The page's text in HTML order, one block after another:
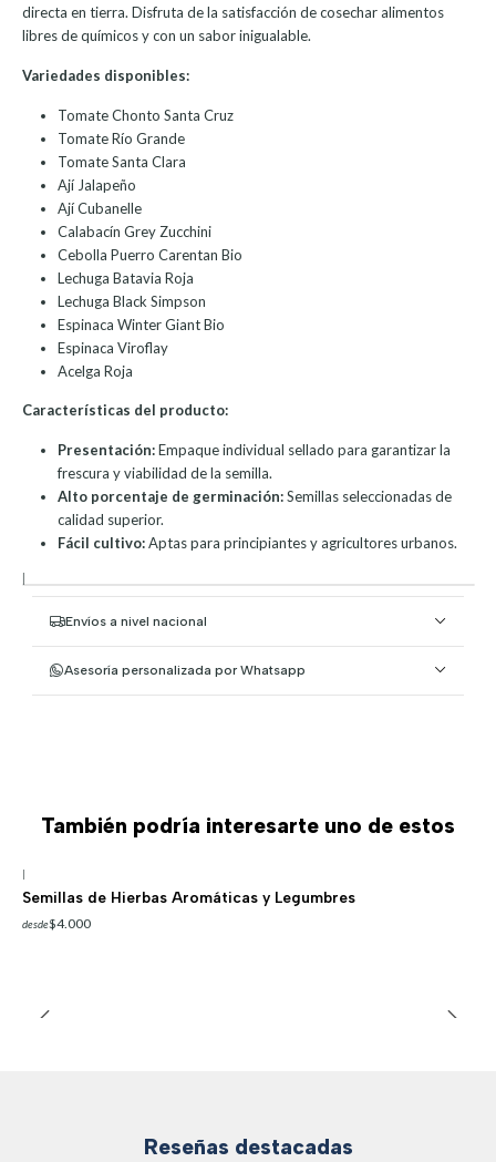
directa en tierra. Disfruta de la satisfacción de cosechar alimentos
libres de químicos y con un sabor inigualable.
Variedades disponibles:
Tomate Chonto Santa Cruz
Tomate Río Grande
Tomate Santa Clara
Ají Jalapeño
Ají Cubanelle
Calabacín Grey Zucchini
Cebolla Puerro Carentan Bio
Lechuga Batavia Roja
Lechuga Black Simpson
Espinaca Winter Giant Bio
Espinaca Viroflay
Acelga Roja
Características del producto:
Presentación:Empaque individual sellado para garantizar la
frescura y viabilidad de la semilla.
Alto porcentaje de germinación:Semillas seleccionadas de
calidad superior.
Fácil cultivo:Aptas para principiantes y agricultores urbanos.
|
Envíos a nivel nacional
Asesoría personalizada por Whatsapp
También podría interesarte uno de estos
|
Semillas de Hierbas Aromáticas y Legumbres
desde$4.000
Reseñas destacadas